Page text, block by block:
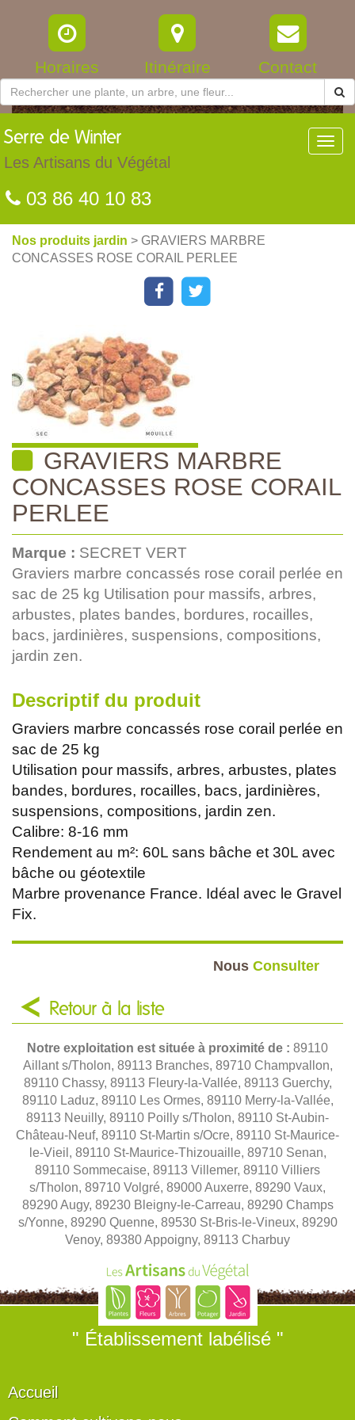
Horaires Itinéraire Contact
Serre de Winter
Les Artisans du Végétal
03 86 40 10 83
Nos produits jardin > GRAVIERS MARBRE
CONCASSES ROSE CORAIL PERLEE
GRAVIERS MARBRE
CONCASSES ROSE CORAIL
PERLEE
Marque : SECRET VERT
Graviers marbre concassés rose corail perlée en
sac de 25 kg Utilisation pour massifs, arbres,
arbustes, plates bandes, bordures, rocailles,
bacs, jardinières, suspensions, compositions,
jardin zen.
Descriptif du produit
Graviers marbre concassés rose corail perlée en
sac de 25 kg
Utilisation pour massifs, arbres, arbustes, plates
bandes, bordures, rocailles, bacs, jardinières,
suspensions, compositions, jardin zen.
Calibre: 8-16 mm
Rendement au m²: 60L sans bâche et 30L avec
bâche ou géotextile
Marbre provenance France. Idéal avec le Gravel
Fix.
Nous Consulter
Retour à la liste
Notre exploitation est située à proximité de : 89110
Aillant s/Tholon, 89113 Branches, 89710 Champvallon,
89110 Chassy, 89113 Fleury-la-Vallée, 89113 Guerchy,
89110 Laduz, 89110 Les Ormes, 89110 Merry-la-Vallée,
89113 Neuilly, 89110 Poilly s/Tholon, 89110 St-Aubin-
Château-Neuf, 89110 St-Martin s/Ocre, 89110 St-Maurice-
le-Vieil, 89110 St-Maurice-Thizouaille, 89710 Senan,
89110 Sommecaise, 89113 Villemer, 89110 Villiers
s/Tholon, 89710 Volgré, 89000 Auxerre, 89290 Vaux,
89290 Augy, 89230 Bleigny-le-Carreau, 89290 Champs
s/Yonne, 89290 Quenne, 89530 St-Bris-le-Vineux, 89290
Venoy, 89380 Appoigny, 89113 Charbuy
" Établissement labélisé "
Accueil